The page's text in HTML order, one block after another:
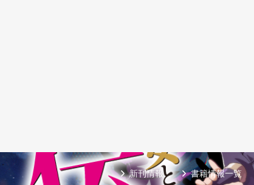
新刊情報 書籍情報一覧